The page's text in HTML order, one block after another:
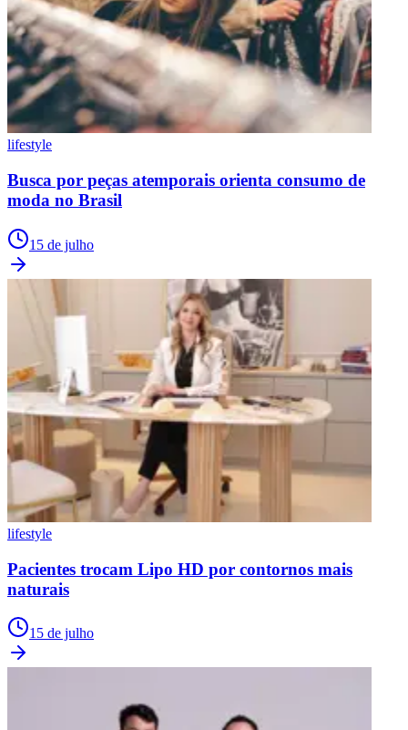
lifestyle
Busca por peças atemporais orienta consumo de
moda no Brasil
15 de julho
lifestyle
Pacientes trocam Lipo HD por contornos mais
naturais
15 de julho